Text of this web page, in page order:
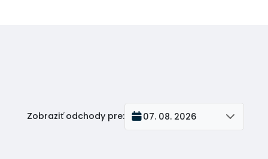
Zobraziť odchody pre: 07. 08. 2026